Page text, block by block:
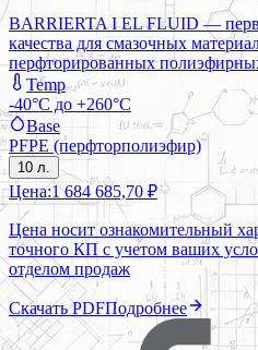
BARRIERTA I EL FLUID —
качества для смазочных
перфторированных
Temp
-40°C до +260°C
Base
PFPE (перфторполиэфир)
10 л.
Цена:1 684 685,70 ₽
Цена носит ознакомительный
точного КП с учетом ваших
отделом продаж
Скачать PDFПодробнее